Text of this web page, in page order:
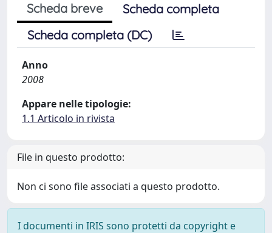
Scheda breve
Scheda completa
Scheda completa (DC)
Anno
2008
Appare nelle tipologie:
1.1 Articolo in rivista
File in questo prodotto:
Non ci sono file associati a questo prodotto.
I documenti in IRIS sono protetti da copyright e